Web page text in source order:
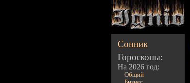
Сонник
Гороскопы:
На 2026 год:
Общий